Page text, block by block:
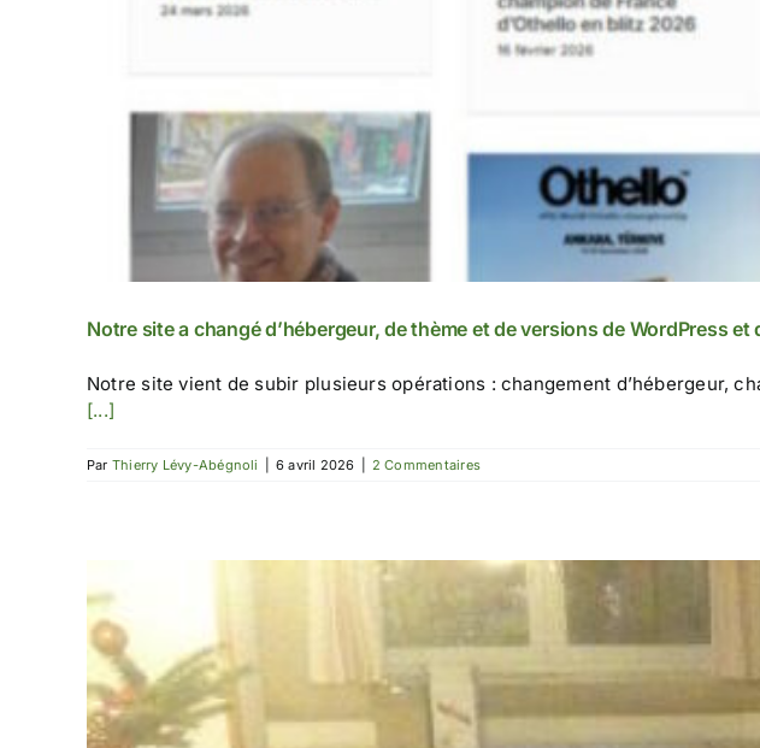
Notre site a changé d’hébergeur, de thème et de versions de WordPress et
Notre site vient de subir plusieurs opérations : changement d’hébergeur,
[...]
Par Thierry Lévy-Abégnoli 6 avril 2026 2 Commentaires